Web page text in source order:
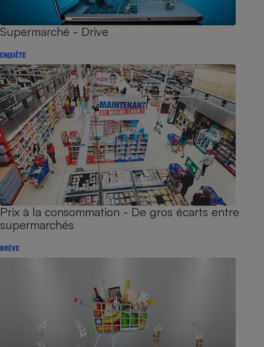
Supermarché - Drive
ENQUÊTE
Prix à la consommation - De gros écarts entre
supermarchés
BRÈVE